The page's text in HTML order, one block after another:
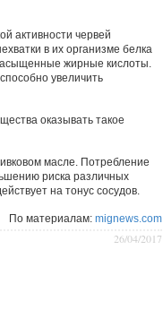
активности червей
в их организме белка
жирные кислоты.
увеличить
оказывать такое
масле. Потребление
риска различных
на тонус сосудов.
По материалам: mignews.com
26/04/2017